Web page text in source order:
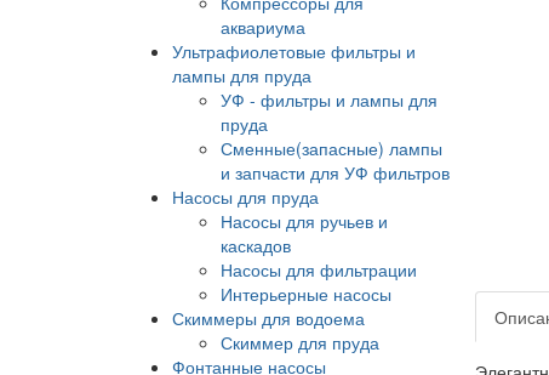
аквариума
Ультрафиолетовые фильтры и
лампы для пруда
УФ - фильтры и лампы для
пруда
Сменные(запасные) лампы
и запчасти для УФ фильтров
Насосы для пруда
Насосы для ручьев и
каскадов
Насосы для фильтрации
Интерьерные насосы
Скиммеры для водоема
Скиммер для пруда
Фонтанные насосы